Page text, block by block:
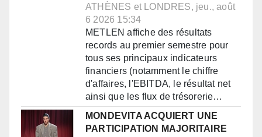
ATHÈNES et LONDRES, jeu., août
6 2026 15:34
METLEN affiche des résultats
records au premier semestre pour
tous ses principaux indicateurs
financiers (notamment le chiffre
d'affaires, l'EBITDA, le résultat net
ainsi que les flux de trésorerie…
MONDEVITA ACQUIERT UNE
PARTICIPATION MAJORITAIRE